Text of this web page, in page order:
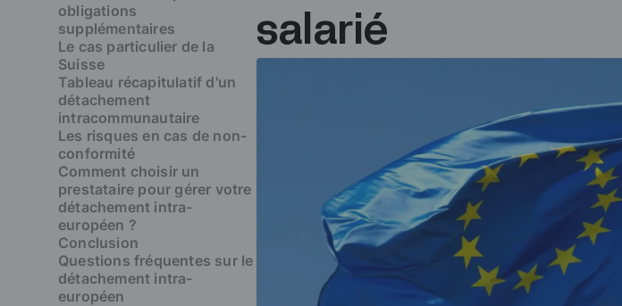
obligations
supplémentaires
Le cas particulier de la
Suisse
Tableau récapitulatif d'un
détachement
intracommunautaire
Les risques en cas de non-
conformité
Comment choisir un
prestataire pour gérer votre
détachement intra-
européen ?
Conclusion
Questions fréquentes sur le
détachement intra-
européen
salarié